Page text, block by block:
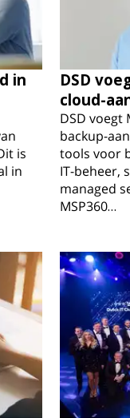
in
is
in
DSD
cloud-
DSD voegt
backup-
tools voor
IT-beheer,
managed
MSP360…